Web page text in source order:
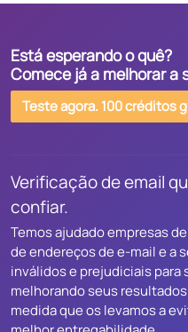
Está esperando o quê?
Comece já a melhorar a
Teste agora. 100 créditos
Verificação de email
confiar.
Temos ajudado empresas
de endereços de e-mail e a
inválidos e prejudiciais para
melhorando seus
medida que os levamos a